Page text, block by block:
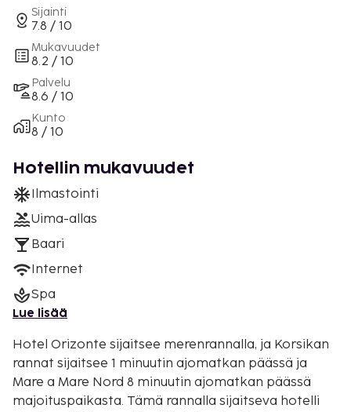
Sijainti
7.8 / 10
Mukavuudet
8.2 / 10
Palvelu
8.6 / 10
Kunto
8 / 10
Hotellin mukavuudet
Ilmastointi
Uima-allas
Baari
Internet
Spa
Lue lisää
Hotel Orizonte sijaitsee merenrannalla, ja Korsikan
rannat sijaitsee 1 minuutin ajomatkan päässä ja
Mare a Mare Nord 8 minuutin ajomatkan päässä
majoituspaikasta. Tämä rannalla sijaitseva hotelli